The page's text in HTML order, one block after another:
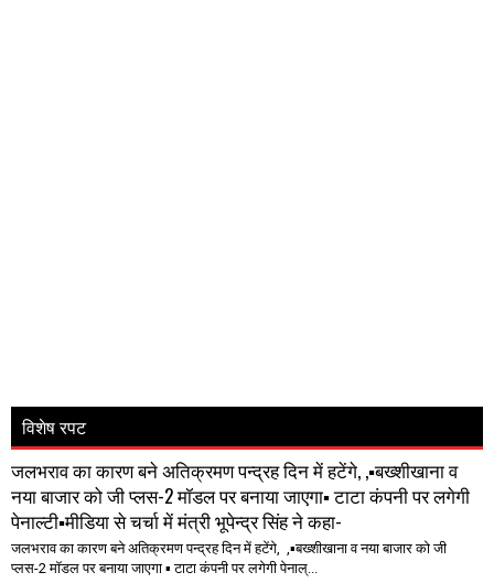
विशेष रपट
जलभराव का कारण बने अतिक्रमण पन्द्रह दिन में हटेंगे, ,▪️बख्शीखाना व
नया बाजार को जी प्लस-2 मॉडल पर बनाया जाएगा▪️ टाटा कंपनी पर लगेगी
पेनाल्टी▪️मीडिया से चर्चा में मंत्री भूपेन्द्र सिंह ने कहा-
जलभराव का कारण बने अतिक्रमण पन्द्रह दिन में हटेंगे, ,▪️बख्शीखाना व नया बाजार को जी
प्लस-2 मॉडल पर बनाया जाएगा ▪️ टाटा कंपनी पर लगेगी पेनाल्...